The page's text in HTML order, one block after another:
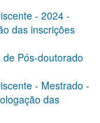
- 2024 -
das inscrições
Pós-doutorado
- Mestrado -
das